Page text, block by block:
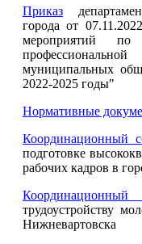
Приказ
города от
мероприятий
муниципальных
2022-2025 годы"
Нормативные
Координационный
подготовке
рабочих кадров в
трудоустройству
Нижневартовска